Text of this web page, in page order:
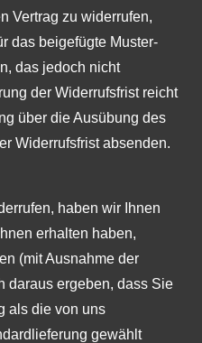
Vertrag zu widerrufen,
das beigefügte Muster-
das jedoch nicht
der Widerrufsfrist reicht
über die Ausübung des
Widerrufsfrist absenden.
haben wir Ihnen
erhalten haben,
(mit Ausnahme der
daraus ergeben, dass Sie
als die von uns
gewählt